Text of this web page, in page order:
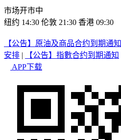
市场开市中
纽约 14:30 伦敦 21:30 香港 09:30
【公告】原油及商品合约到期通知
安排 |
【公告】指數合约到期通知
APP下载